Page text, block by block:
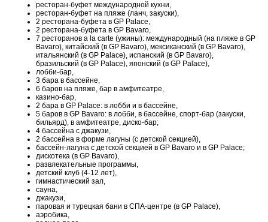
ресторан-буфет международной кухни,
ресторан-буфет на пляже (ланч, закуски),
2 ресторана-буфета в GP Palace,
2 ресторана-буфета в GP Bavaro,
7 ресторанов a la carte (ужины): международный (на пляже в GP
Bavaro), китайский (в GP Bavaro), мексиканский (в GP Bavaro),
итальянский (в GP Palace), испанский (в GP Bavaro),
бразильский (в GP Palace), японский (в GP Palace),
лобби-бар,
3 бара в бассейне,
6 баров на пляже, бар в амфитеатре,
казино-бар,
2 бара в GP Palace: в лобби и в бассейне,
5 баров в GP Bavaro: в лобби, в бассейне, спорт-бар (закуски,
бильярд), в амфитеатре, диско-бар;
4 бассейна с джакузи,
2 бассейна в форме лагуны (с детской секцией),
бассейн-лагуна с детской секцией в GP Bavaro и в GP Palace;
дискотека (в GP Bavaro),
развлекательные программы,
детский клуб (4-12 лет),
гимнастический зал,
сауна,
джакузи,
паровая и турецкая бани в СПА-центре (в GP Palace),
аэробика,